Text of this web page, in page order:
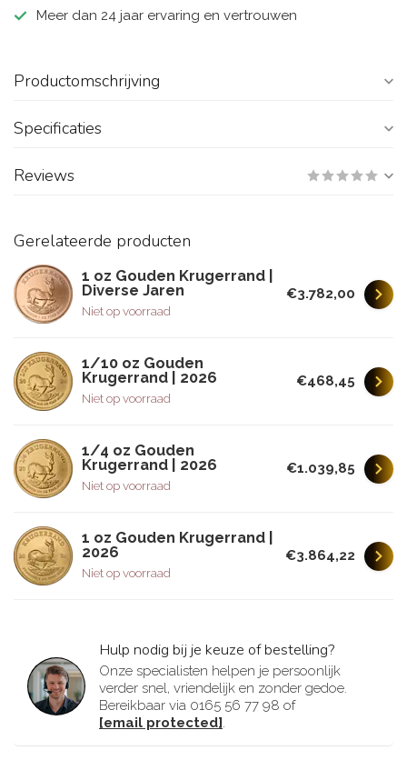
Meer dan 24 jaar ervaring en vertrouwen
Productomschrijving
Specificaties
Reviews
Gerelateerde producten
1 oz Gouden Krugerrand |
Diverse Jaren
Niet op voorraad
€3.782,00
1/10 oz Gouden
Krugerrand | 2026
Niet op voorraad
€468,45
1/4 oz Gouden
Krugerrand | 2026
Niet op voorraad
€1.039,85
1 oz Gouden Krugerrand |
2026
Niet op voorraad
€3.864,22
Hulp nodig bij je keuze of bestelling?
Onze specialisten helpen je persoonlijk
verder snel, vriendelijk en zonder gedoe.
Bereikbaar via 0165 56 77 98 of
[email protected].